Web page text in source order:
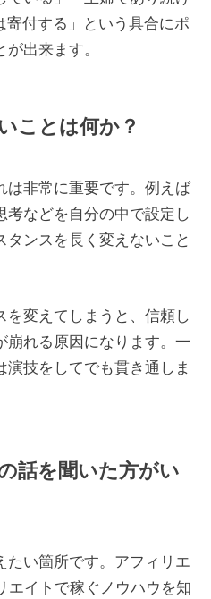
付する」という具合にポ
出来ます。
ことは何か？
非常に重要です。例えば
などを自分の中で設定し
ンスを長く変えないこと
変えてしまうと、信頼し
れる原因になります。一
技をしてでも貫き通しま
話を聞いた方がい
たい箇所です。アフィリエ
エイトで稼ぐノウハウを知